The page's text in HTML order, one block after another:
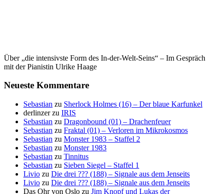
Über „die intensivste Form des In-der-Welt-Seins“ – Im Gespräch
mit der Pianistin Ulrike Haage
Neueste Kommentare
Sebastian zu Sherlock Holmes (16) – Der blaue Karfunkel
derlinzerzu IRIS
Sebastian zu Dragonbound (01) – Drachenfeuer
Sebastian zu Fraktal (01) – Verloren im Mikrokosmos
Sebastian zu Monster 1983 – Staffel 2
Sebastian zu Monster 1983
Sebastian zu Tinnitus
Sebastian zu Sieben Siegel – Staffel 1
Livio zu Die drei ??? (188) – Signale aus dem Jenseits
Livio zu Die drei ??? (188) – Signale aus dem Jenseits
Das Ohr von Oslo zu Jim Knopf und Lukas der